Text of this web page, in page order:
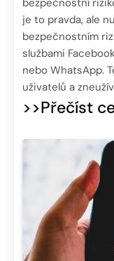
bezpečnostní
je to pravda, ale
bezpečnostním
službami
nebo WhatsApp.
uživatelů a
>>Přečíst